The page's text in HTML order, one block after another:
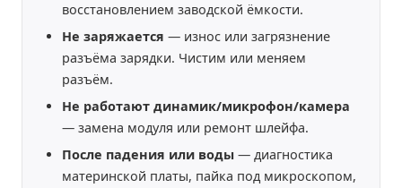
восстановлением заводской ёмкости.
Не заряжается — износ или загрязнение
разъёма зарядки. Чистим или меняем
разъём.
Не работают динамик/микрофон/камера
— замена модуля или ремонт шлейфа.
После падения или воды — диагностика
материнской платы, пайка под микроскопом,